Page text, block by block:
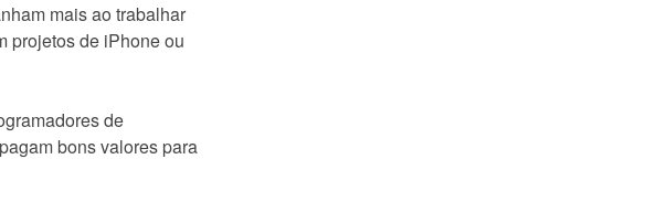
mais ao trabalhar
projetos de iPhone ou
de
bons valores para